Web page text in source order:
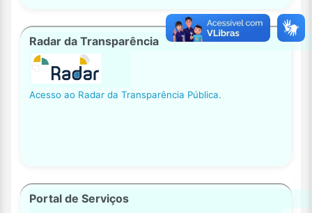
Radar da Transparência
Acesso ao Radar da Transparência Pública.
Portal de Serviços